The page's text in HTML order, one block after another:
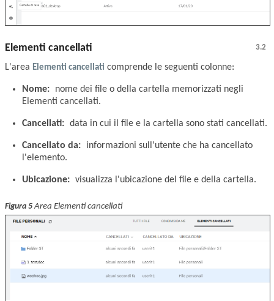
3.2
Elementi cancellati
L'area Elementi cancellati comprende le seguenti colonne:
Nome:
nome dei file o della cartella memorizzati negli
Elementi cancellati.
Cancellati: data in cui il file e la cartella sono stati cancellati.
Cancellato da:
informazioni sull'utente che ha cancellato
l'elemento.
Ubicazione: visualizza l'ubicazione del file e della cartella.
Figura 5Area Elementi cancellati